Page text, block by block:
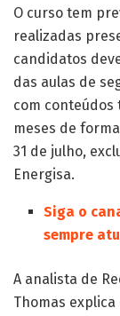
O curso tem
realizadas
candidatos
das aulas de
com conteúdos
meses de
31 de julho,
Energisa.
Siga o
sempre
A analista de
Thomas